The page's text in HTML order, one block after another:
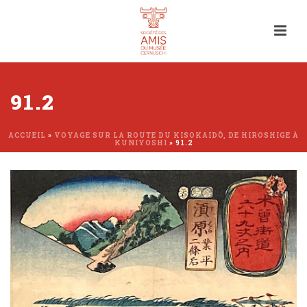
91.2
ACCUEIL » VOYAGE SUR LA ROUTE DU KISOKAIDŌ, DE HIROSHIGE À
KUNIYOSHI » 91.2